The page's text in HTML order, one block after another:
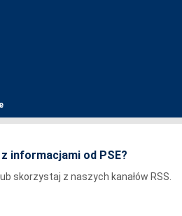
informacjami od PSE?
skorzystaj z naszych kanałów RSS.